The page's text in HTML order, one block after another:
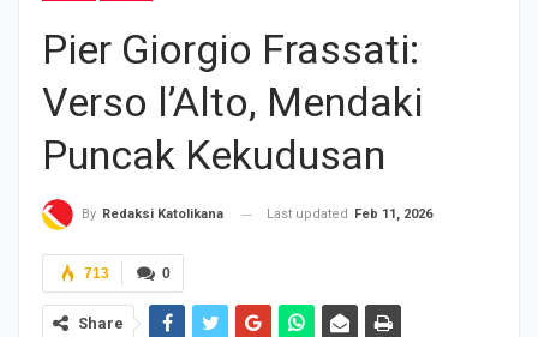
Pier Giorgio Frassati:
Verso l’Alto, Mendaki
Puncak Kekudusan
By Redaksi Katolikana Last updated Feb 11, 2026
0
713
Share